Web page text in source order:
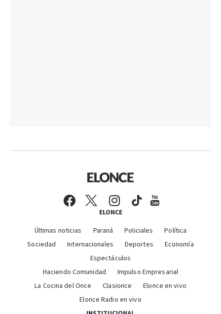
ELONCE
Últimas noticias Paraná Policiales
Política
Sociedad
Internacionales Deportes
Economía
Espectáculos
Haciendo Comunidad
Impulso Empresarial
La Cocina del Once
Clasionce
Elonce en vivo
Elonce Radio en vivo